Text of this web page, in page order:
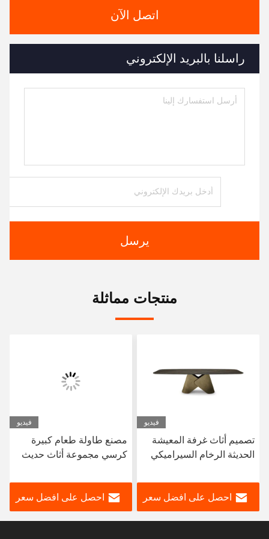
اتصل الآن
راسلنا بالبريد الإلكتروني
يرسل
منتجات مماثلة
فيديو
تصميم أثاث غرفة المعيشة
الحديثة الرخام السيراميكي
المنزل
احصل على افضل سعر
فيديو
مصنع طاولة طعام كبيرة
كرسي مجموعة أثاث حديث
شخص
احصل على افضل سعر